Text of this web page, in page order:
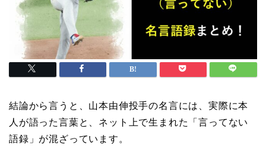
結論から言うと、山本由伸投手の名言には、実際に本
人が語った言葉と、ネット上で生まれた「言ってない
語録」が混ざっています。